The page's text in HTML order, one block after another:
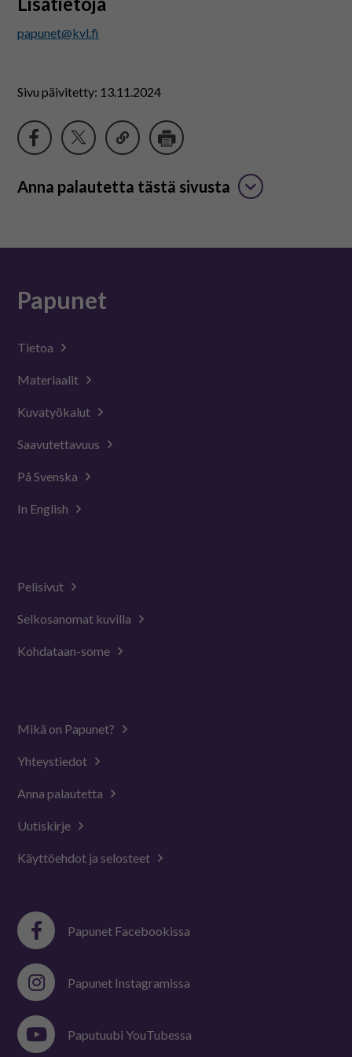
papunet@kvl.fi
Sivu päivitetty: 13.11.2024
Anna palautetta tästä sivusta
Papunet
Tietoa
Materiaalit
Kuvatyökalut
Saavutettavuus
På Svenska
In English
Pelisivut
Selkosanomat kuvilla
Kohdataan-some
Mikä on Papunet?
Yhteystiedot
Anna palautetta
Uutiskirje
Käyttöehdot ja selosteet
Papunet Facebookissa
Papunet Instagramissa
Paputuubi YouTubessa